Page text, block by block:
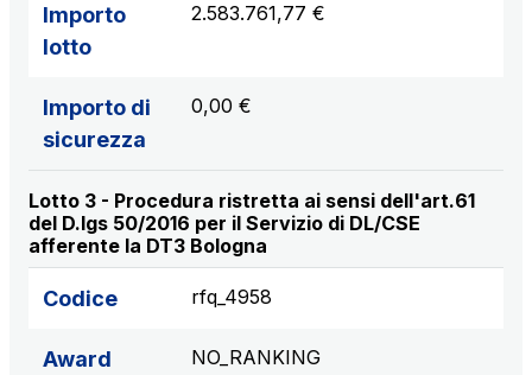
Importo
lotto
2.583.761,77 €
Importo di
sicurezza
0,00 €
Lotto 3 - Procedura ristretta ai sensi dell'art.61
del D.lgs 50/2016 per il Servizio di DL/CSE
afferente la DT3 Bologna
Codice rfq_4958
Award NO_RANKING